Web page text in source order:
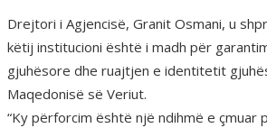
Drejtori i Agjencisë, Granit Osmani, u
këtij institucioni është i madh për
gjuhësore dhe ruajtjen e identitetit
Maqedonisë së Veriut.
“Ky përforcim është një ndihmë e çmuar